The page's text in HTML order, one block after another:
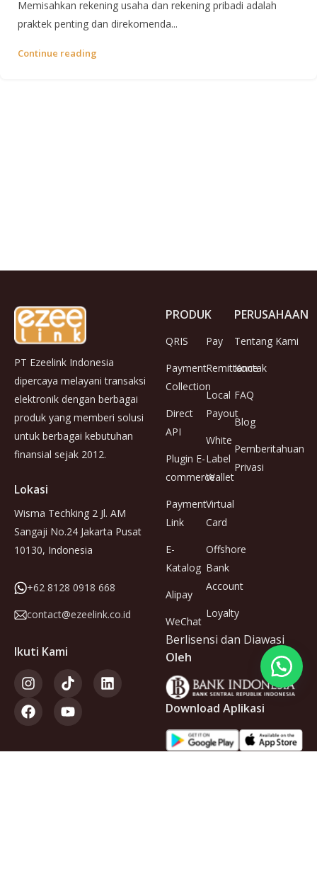
Memisahkan rekening usaha dan rekening pribadi adalah
praktek penting dan direkomenda...
Continue reading
PT Ezeelink Indonesia
dipercaya melayani transaksi
elektronik dengan berbagai
produk yang memberi solusi
untuk berbagai kebutuhan
finansial sejak 2012.
Lokasi
Wisma Techking 2 Jl. AM
Sangaji No.24 Jakarta Pusat
10130, Indonesia
+62 8128 0918 668
contact@ezeelink.co.id
Ikuti Kami
PRODUK
QRIS
Payment
Collection
Direct
API
Plugin E-
commerce
Payment
Link
E-
Katalog
Alipay
WeChat
Pay
Remittance
Local
Payout
White
Label
Wallet
Virtual
Card
Offshore
Bank
Account
Loyalty
PERUSAHAAN
Tentang Kami
Kontak
FAQ
Blog
Pemberitahuan
Privasi
Berlisensi dan Diawasi
Oleh
Download Aplikasi